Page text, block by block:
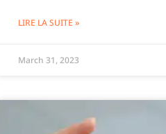
LIRE LA SUITE »
March 31, 2023